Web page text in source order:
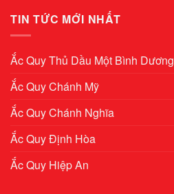
TIN TỨC MỚI NHẤT
Ắc Quy Thủ Dầu Một Bình Dương
Ắc Quy Chánh Mỹ
Ắc Quy Chánh Nghĩa
Ắc Quy Định Hòa
Ắc Quy Hiệp An